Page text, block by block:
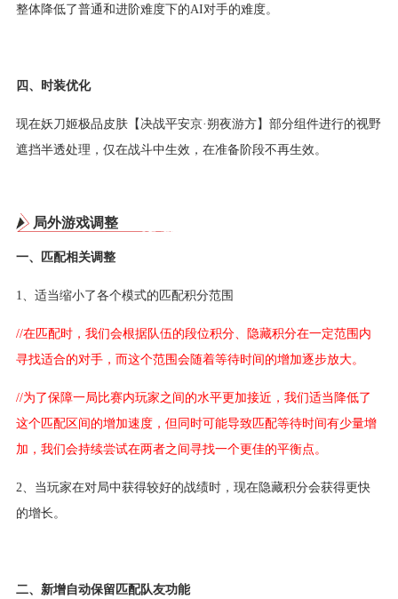
整体降低了普通和进阶难度下的AI对手的难度。
四、时装优化
现在妖刀姬极品皮肤【决战平安京·朔夜游方】部分组件进行的视野
遮挡半透处理，仅在战斗中生效，在准备阶段不再生效。
局外游戏调整
一、匹配相关调整
1、适当缩小了各个模式的匹配积分范围
//在匹配时，我们会根据队伍的段位积分、隐藏积分在一定范围内
寻找适合的对手，而这个范围会随着等待时间的增加逐步放大。
//为了保障一局比赛内玩家之间的水平更加接近，我们适当降低了
这个匹配区间的增加速度，但同时可能导致匹配等待时间有少量增
加，我们会持续尝试在两者之间寻找一个更佳的平衡点。
2、当玩家在对局中获得较好的战绩时，现在隐藏积分会获得更快
的增长。
二、新增自动保留匹配队友功能